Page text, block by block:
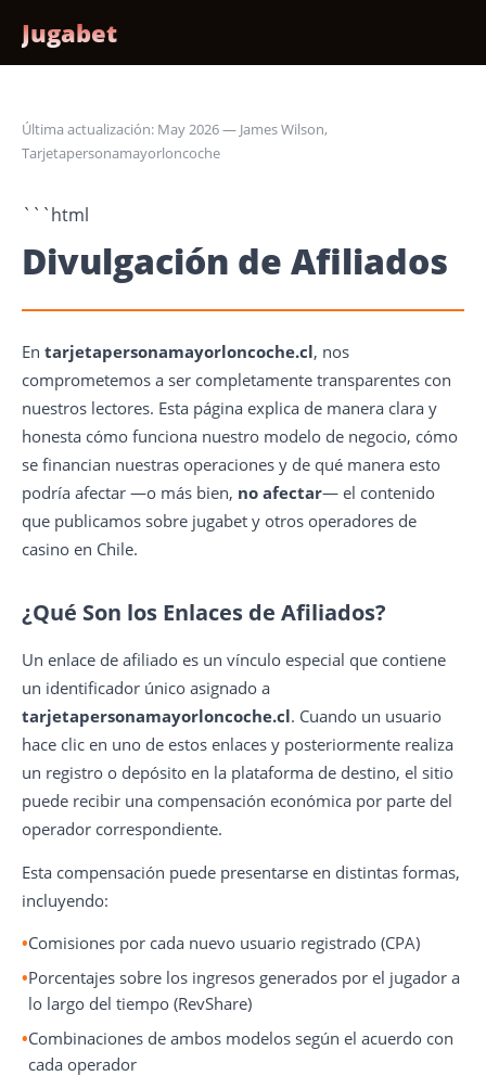
Jugabet
Última actualización: May 2026 — James Wilson,
Tarjetapersonamayorloncoche
```html
Divulgación de Afiliados
En tarjetapersonamayorloncoche.cl, nos
comprometemos a ser completamente transparentes con
nuestros lectores. Esta página explica de manera clara y
honesta cómo funciona nuestro modelo de negocio, cómo
se financian nuestras operaciones y de qué manera esto
podría afectar —o más bien, no afectar— el contenido
que publicamos sobre jugabet y otros operadores de
casino en Chile.
¿Qué Son los Enlaces de Afiliados?
Un enlace de afiliado es un vínculo especial que contiene
un identificador único asignado a
tarjetapersonamayorloncoche.cl. Cuando un usuario
hace clic en uno de estos enlaces y posteriormente realiza
un registro o depósito en la plataforma de destino, el sitio
puede recibir una compensación económica por parte del
operador correspondiente.
Esta compensación puede presentarse en distintas formas,
incluyendo:
Comisiones por cada nuevo usuario registrado (CPA)
Porcentajes sobre los ingresos generados por el jugador a
lo largo del tiempo (RevShare)
Combinaciones de ambos modelos según el acuerdo con
cada operador